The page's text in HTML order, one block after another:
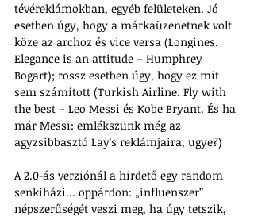
tévéreklámokban, egyéb felületeken. Jó
esetben úgy, hogy a márkaüzenetnek volt
köze az archoz és vice versa (Longines.
Elegance is an attitude – Humphrey
Bogart); rossz esetben úgy, hogy ez mit
sem számított (Turkish Airline. Fly with
the best – Leo Messi és Kobe Bryant. És ha
már Messi: emlékszünk még az
agyzsibbasztó Lay's reklámjaira, ugye?)
A 2.0-ás verziónál a hirdető egy random
senkiházi... oppárdon: „influenszer”
népszerűségét veszi meg, ha úgy tetszik,